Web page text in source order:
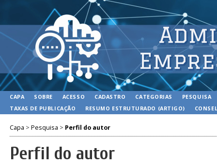
CAPA SOBRE ACESSO CADASTRO CATEGORIAS
PESQUISA
TAXAS DE PUBLICAÇÃO
RESUMO ESTRUTURADO (ARTIGO)
Capa > Pesquisa > Perfil do autor
Perfil do autor